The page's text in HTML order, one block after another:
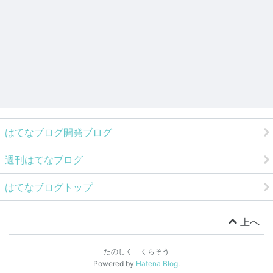
はてなブログ開発ブログ
週刊はてなブログ
はてなブログトップ
上へ
たのしく くらそう
Powered by Hatena Blog.